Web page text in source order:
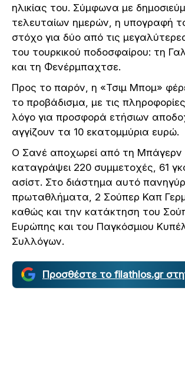
ηλικίας του. Σύμφωνα με
τελευταίων ημερών, η υπογραφή
στόχο για δύο από τις
του τουρκικού ποδοσφαίρου: τη
και τη Φενέρμπαχτσε.
Προς το παρόν, η «Τσιμ Μπομ»
το προβάδισμα, με τις
λόγο για προσφορά ετήσιων
αγγίζουν τα 10 εκατομμύρια ευρώ.
Ο Σανέ αποχωρεί από τη Μπάγερν
καταγράψει 220 συμμετοχές, 61
ασίστ. Στο διάστημα αυτό
πρωταθλήματα, 2 Σούπερ Καπ
καθώς και την κατάκτηση του
Ευρώπης και του Παγκόσμιου
Συλλόγων.
Προσθέστε το filathlos.gr